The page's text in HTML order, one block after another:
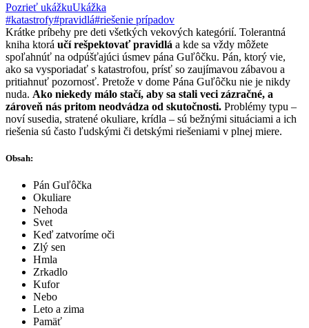
Pozrieť ukážkuUkážka
#katastrofy#pravidlá#riešenie prípadov
Krátke príbehy pre deti všetkých vekových kategórií. Tolerantná
kniha ktorá učí rešpektovať pravidlá a kde sa vždy môžete
spoľahnúť na odpúšťajúci úsmev pána Guľôčku. Pán, ktorý vie,
ako sa vysporiadať s katastrofou, prísť so zaujímavou zábavou a
pritiahnuť pozornosť. Pretože v dome Pána Guľôčku nie je nikdy
nuda. Ako niekedy málo stačí, aby sa stali veci zázračné, a
zároveň nás pritom neodvádza od skutočnosti. Problémy typu –
noví susedia, stratené okuliare, krídla – sú bežnými situáciami a ich
riešenia sú často ľudskými či detskými riešeniami v plnej miere.
Obsah:
Pán Guľôčka
Okuliare
Nehoda
Svet
Keď zatvoríme oči
Zlý sen
Hmla
Zrkadlo
Kufor
Nebo
Leto a zima
Pamäť